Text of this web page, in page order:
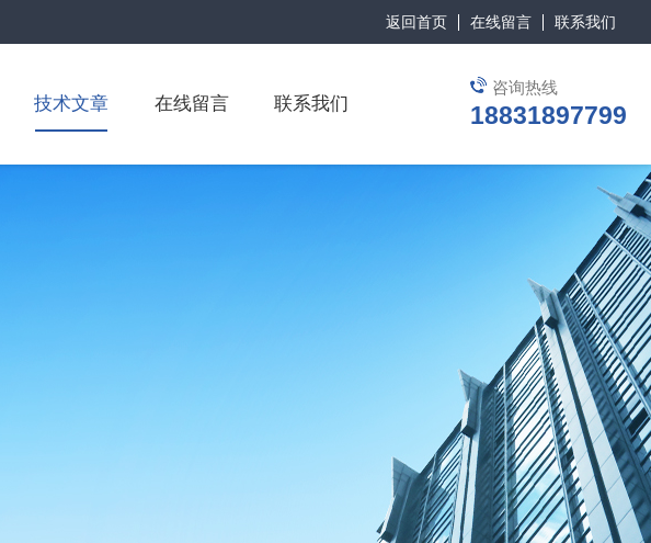
返回首页 在线留言 联系我们
咨询热线
18831897799
技术文章 在线留言 联系我们